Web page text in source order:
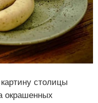
столицы
окрашенных